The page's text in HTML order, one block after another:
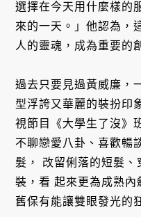
選擇在今天用什麼樣的
來的一天。」他認為，
人的靈魂，成為重要的
過去只要見過黃威廉，
型浮誇又華麗的裝扮印
視節目《大學生了沒》
不聊戀愛八卦、喜歡暢
髮， 改留俐落的短髮
裝，看 起來更為成熟內
舊保有能讓雙眼發光的